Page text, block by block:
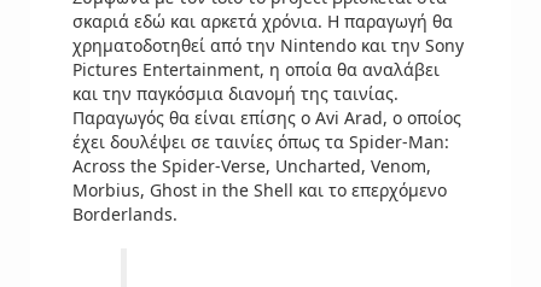
σκαριά εδώ και αρκετά χρόνια. Η παραγωγή θα
χρηματοδοτηθεί από την Nintendo και την Sony
Pictures Entertainment, η οποία θα αναλάβει
και την παγκόσμια διανομή της ταινίας.
Παραγωγός θα είναι επίσης ο Avi Arad, ο οποίος
έχει δουλέψει σε ταινίες όπως τα Spider-Man:
Across the Spider-Verse, Uncharted, Venom,
Morbius, Ghost in the Shell και το επερχόμενο
Borderlands.